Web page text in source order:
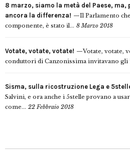
8 marzo, siamo la metà del Paese,
ancora la differenza!
Il Parlamento
componente, è stato il... 8 Marzo 2018
Votate, votate, votate!
Votate, votate,
conduttori di Canzonissima invitavano gli
Sisma, sulla ricostruzione Lega e
Salvini, e ora anche i 5stelle provano a
come... 22 Febbraio 2018